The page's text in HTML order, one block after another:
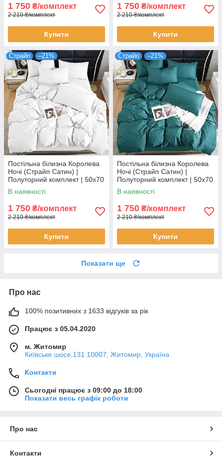
1 750 ₴/комплект
2 210 ₴/комплект
Купити
1 750 ₴/комплект
2 210 ₴/комплект
Купити
Страйп –21%
Постільна білизна Королева
Ночі (Страйп Сатин) |
Полуторний комплект | 50х70
| Білий страйп сатин
В наявності
1 750 ₴/комплект
2 210 ₴/комплект
Купити
Страйп –21%
Постільна білизна Королева
Ночі (Страйп Сатин) |
Полуторний комплект | 50х70
| Бірюзовий страйп сатин
В наявності
1 750 ₴/комплект
2 210 ₴/комплект
Купити
Показати ще
Про нас
100% позитивних з 1633 відгуків за рік
Працює з 05.04.2020
м. Житомир
Київське шосе,131 10007, Житомир, Україна
Контакти
Сьогодні працює з 09:00 до 18:00
Показати весь графік роботи
Про нас
Контакти